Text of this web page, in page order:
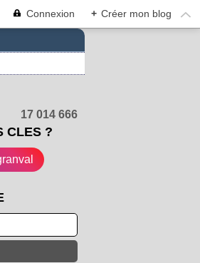
Connexion + Créer mon blog
17 014 666
CLES ?